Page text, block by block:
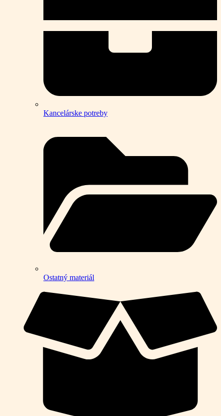
Kancelárske potreby
Ostatný materiál